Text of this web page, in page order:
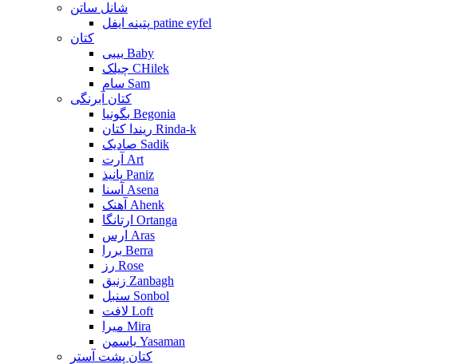
شانل ساتن
پتینه ایفل patine eyfel
کتان
بیبی Baby
چیلک CHilek
سام Sam
کتان آبرنگی
بگونیا Begonia
ریندا کتان Rinda-k
صادیک Sadik
آرت Art
پانیذ Paniz
آسنا Asena
آهنک Ahenk
ارتانگا Ortanga
ارس Aras
بررا Berra
رز Rose
زنبق Zanbagh
سنبل Sonbol
لافت Loft
میرا Mira
یاسمن Yasaman
کتان پشت آستر